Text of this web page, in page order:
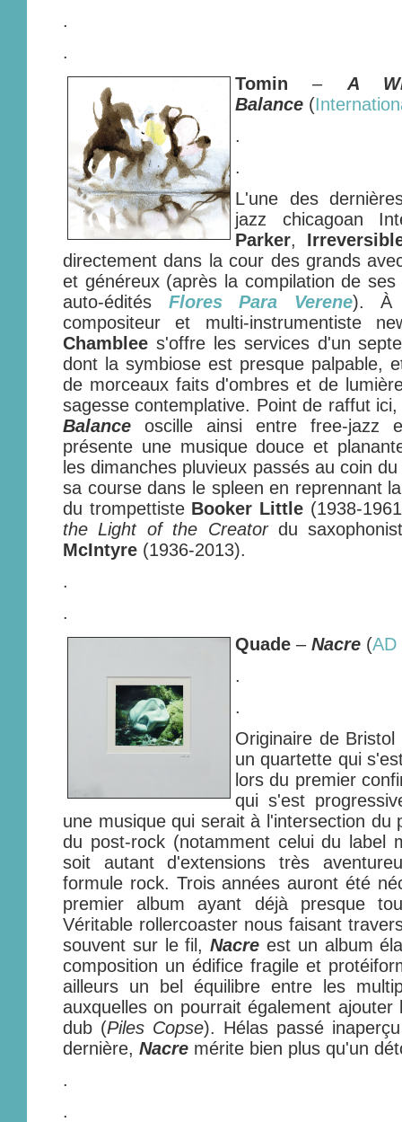
.
.
Tomin – A
Balance (
.
.
L'une des
jazz chicagoan
Parker,
directement dans la cour des grands
et généreux (après la compilation de
auto-édités Flores Para Verene). À
compositeur et multi-instrumentiste
Chamblee s'offre les services d'un
dont la symbiose est presque palpable,
de morceaux faits d'ombres et de
sagesse contemplative. Point de raffut
Balance oscille ainsi entre free-jazz
présente une musique douce et
les dimanches pluvieux passés au coin
sa course dans le spleen en reprennant
du trompettiste Booker Little (1938-
the Light of the Creatordu
McIntyre (1936-2013).
.
.
Quade – Nacre (AD
.
.
Originaire de
un quartette qui
lors du premier
qui s'est
une musique qui serait à l'intersection du
du post-rock (notamment celui du label
soit autant d'extensions très
formule rock. Trois années auront été
premier album ayant déjà presque
Véritable rollercoaster nous faisant
souvent sur le fil,Nacre est un album
composition un édifice fragile et
ailleurs un bel équilibre entre les
auxquelles on pourrait également ajouter
dub (Piles Copse). Hélas passé
dernière, Nacre mérite bien plus qu'un
.
.